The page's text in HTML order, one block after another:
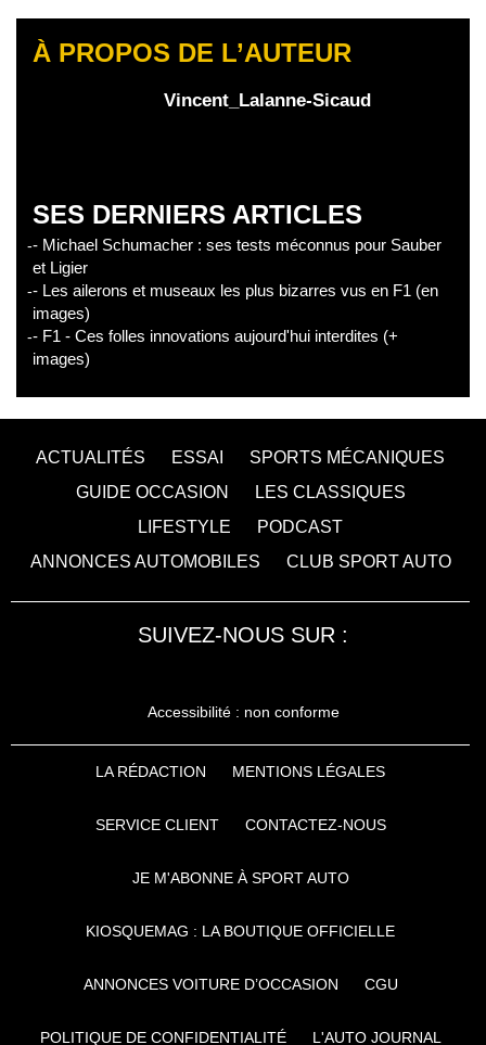
À PROPOS DE L’AUTEUR
Vincent_Lalanne-Sicaud
SES DERNIERS ARTICLES
- Michael Schumacher : ses tests méconnus pour Sauber
et Ligier
- Les ailerons et museaux les plus bizarres vus en F1 (en
images)
- F1 - Ces folles innovations aujourd'hui interdites (+
images)
ACTUALITÉS ESSAI
SPORTS MÉCANIQUES
GUIDE OCCASION
LES CLASSIQUES
LIFESTYLE
PODCAST
ANNONCES AUTOMOBILES
CLUB SPORT AUTO
SUIVEZ-NOUS SUR :
Accessibilité : non conforme
LA RÉDACTION MENTIONS LÉGALES
SERVICE CLIENT CONTACTEZ-NOUS
JE M'ABONNE À SPORT AUTO
KIOSQUEMAG : LA BOUTIQUE OFFICIELLE
ANNONCES VOITURE D’OCCASION CGU
POLITIQUE DE CONFIDENTIALITÉ L'AUTO JOURNAL